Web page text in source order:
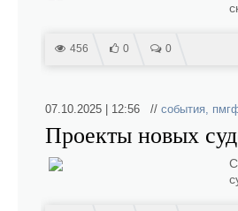
456 0 0
07.10.2025 | 12:56 // события,
Проекты новых